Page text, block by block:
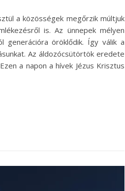
a közösségek megőrzik múltjuk
is. Az ünnepek mélyen
generációra öröklődik. Így válik a
Az áldozócsütörtök eredete
a napon a hívek Jézus Krisztus